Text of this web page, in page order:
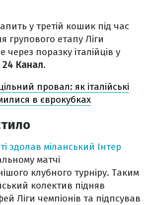
у третій кошик під час
групового етапу Ліги
через поразку італійців у
24 Канал.
провал: як італійські
в єврокубках
здолав міланський Інтер
матчі
клубного турніру. Таким
колектив підняв
Ліги чемпіонів та підпсував